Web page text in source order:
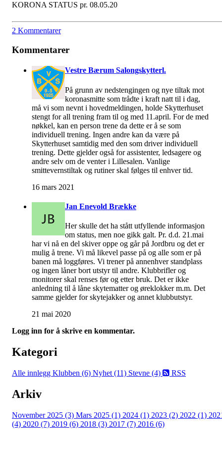
KORONA STATUS pr. 08.05.20
2 Kommentarer
Kommentarer
Vestre Bærum Salongskytterl.
På grunn av nedstengingen og nye tiltak mot
koronasmitte som trådte i kraft natt til i dag,
må vi som nevnt i hovedmeldingen, holde Skytterhuset
stengt for all trening fram til og med 11.april. For de med
nøkkel, kan en person trene da dette er å se som
individuell trening. Ingen andre kan da være på
Skytterhuset samtidig med den som driver individuell
trening. Dette gjelder også for assistenter, ledsagere og
andre selv om de venter i Lillesalen. Vanlige
smittevernstiltak og rutiner skal følges til enhver tid.
16 mars 2021
Jan Enevold Brække
Her skulle det ha stått utfyllende informasjon
om status, men noe gikk galt. Pr. d.d. 21.mai
har vi nå en del skiver oppe og går på Jordbru og det er
mulig å trene. Vi må likevel passe på og alle som er på
banen må loggføres. Vi trener på annenhver standplass
og ingen låner bort utstyr til andre. Klubbrifler og
monitorer skal renses før og etter bruk. Det er ikke
anledning til å låne skytematter og øreklokker m.m. Det
samme gjelder for skytejakker og annet klubbutstyr.
21 mai 2020
Logg inn for å skrive en kommentar.
Kategori
Alle innlegg Klubben (6) Nyhet (11) Stevne (4) RSS
Arkiv
November 2025 (3) Mars 2025 (1) 2024 (1) 2023 (2) 2022 (1)
(4) 2020 (7) 2019 (6) 2018 (3) 2017 (7) 2016 (6)